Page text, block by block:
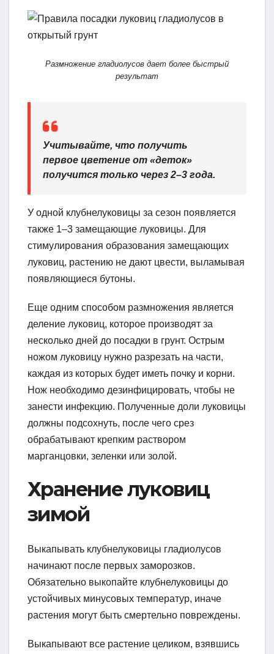
Размножение гладиолусов дает более быстрый
результат
Учитывайте, что получить
первое цветение от «деток»
получится только через 2–3 года.
У одной клубнелуковицы за сезон появляется
также 1–3 замещающие луковицы. Для
стимулирования образования замещающих
луковиц, растению не дают цвести, выламывая
появляющиеся бутоны.
Еще одним способом размножения является
деление луковиц, которое производят за
несколько дней до посадки в грунт. Острым
ножом луковицу нужно разрезать на части,
каждая из которых будет иметь почку и корни.
Нож необходимо дезинфицировать, чтобы не
занести инфекцию. Полученные доли луковицы
должны подсохнуть, после чего срез
обрабатывают крепким раствором
марганцовки, зеленки или золой.
Хранение луковиц
зимой
Выкапывать клубнелуковицы гладиолусов
начинают после первых заморозков.
Обязательно выкопайте клубнелуковицы до
устойчивых минусовых температур, иначе
растения могут быть смертельно повреждены.
Выкапывают все растение целиком, взявшись